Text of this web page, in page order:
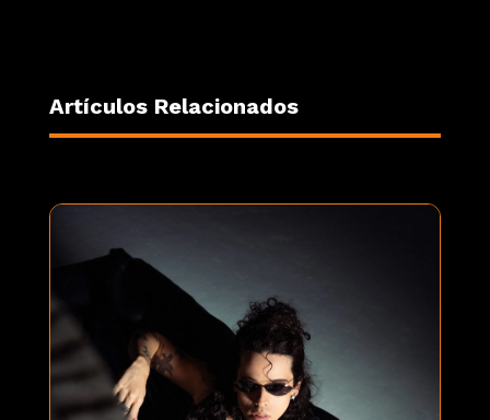
Artículos Relacionados